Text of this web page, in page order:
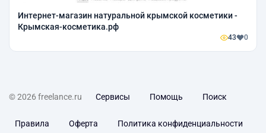
Интернет-магазин натуральной крымской косметики -
Крымская-косметика.рф
43 0
© 2026 freelance.ru Сервисы Помощь Поиск
Правила Оферта Политика конфиденциальности